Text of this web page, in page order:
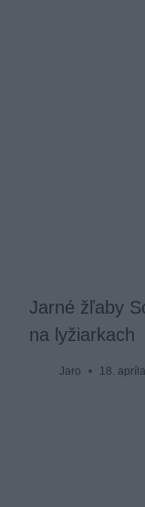
Jarné žľaby
na lyžiarkach
Jaro 18.